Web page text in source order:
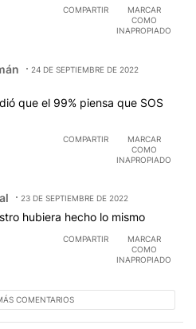
COMPARTIR
MARCAR
COMO
INAPROPIADO
24 DE SEPTIEMBRE DE 2022
que el 99% piensa que SOS
COMPARTIR
MARCAR
COMO
INAPROPIADO
23 DE SEPTIEMBRE DE 2022
hubiera hecho lo mismo
COMPARTIR
MARCAR
COMO
INAPROPIADO
COMENTARIOS